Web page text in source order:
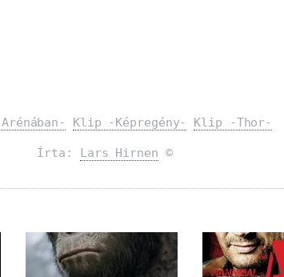
Klip -Képregény- Klip -Thor-
Írta: Lars Hirnen ©